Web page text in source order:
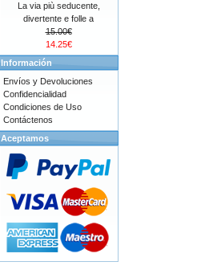
La via più seducente,
divertente e folle a
15.00€
14.25€
Información
Envíos y Devoluciones
Confidencialidad
Condiciones de Uso
Contáctenos
Aceptamos